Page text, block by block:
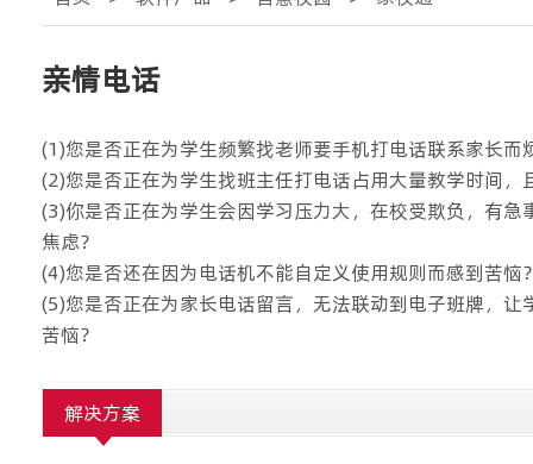
亲情电话
(1)您是否正在为学生频繁找老师要手机打电话联系家长而
(2)您是否正在为学生找班主任打电话占用大量教学时间，
(3)你是否正在为学生会因学习压力大，在校受欺负，有急
焦虑？
(4)您是否还在因为电话机不能自定义使用规则而感到苦恼
(5)您是否正在为家长电话留言，无法联动到电子班牌，让
苦恼？
解决方案